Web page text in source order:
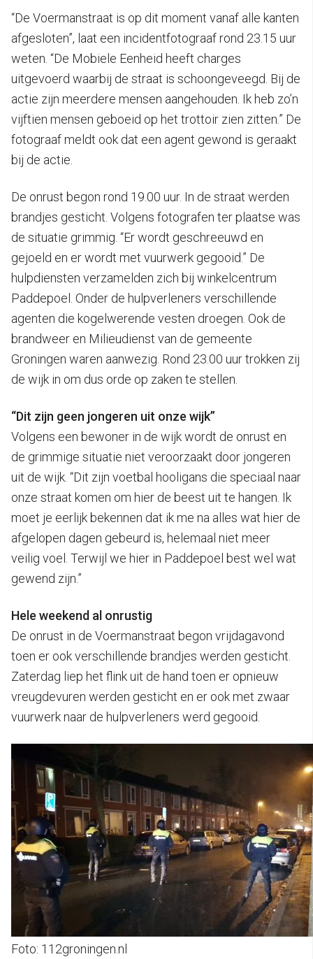
“De Voermanstraat is op dit moment vanaf alle kanten
afgesloten”, laat een incidentfotograaf rond 23.15 uur
weten. “De Mobiele Eenheid heeft charges
uitgevoerd waarbij de straat is schoongeveegd. Bij de
actie zijn meerdere mensen aangehouden. Ik heb zo’n
vijftien mensen geboeid op het trottoir zien zitten.” De
fotograaf meldt ook dat een agent gewond is geraakt
bij de actie.
De onrust begon rond 19.00 uur. In de straat werden
brandjes gesticht. Volgens fotografen ter plaatse was
de situatie grimmig. “Er wordt geschreeuwd en
gejoeld en er wordt met vuurwerk gegooid.” De
hulpdiensten verzamelden zich bij winkelcentrum
Paddepoel. Onder de hulpverleners verschillende
agenten die kogelwerende vesten droegen. Ook de
brandweer en Milieudienst van de gemeente
Groningen waren aanwezig. Rond 23.00 uur trokken zij
de wijk in om dus orde op zaken te stellen.
“Dit zijn geen jongeren uit onze wijk”
Volgens een bewoner in de wijk wordt de onrust en
de grimmige situatie niet veroorzaakt door jongeren
uit de wijk. “Dit zijn voetbal hooligans die speciaal naar
onze straat komen om hier de beest uit te hangen. Ik
moet je eerlijk bekennen dat ik me na alles wat hier de
afgelopen dagen gebeurd is, helemaal niet meer
veilig voel. Terwijl we hier in Paddepoel best wel wat
gewend zijn.”
Hele weekend al onrustig
De onrust in de Voermanstraat begon vrijdagavond
toen er ook verschillende brandjes werden gesticht.
Zaterdag liep het flink uit de hand toen er opnieuw
vreugdevuren werden gesticht en er ook met zwaar
vuurwerk naar de hulpverleners werd gegooid.
Foto: 112groningen.nl